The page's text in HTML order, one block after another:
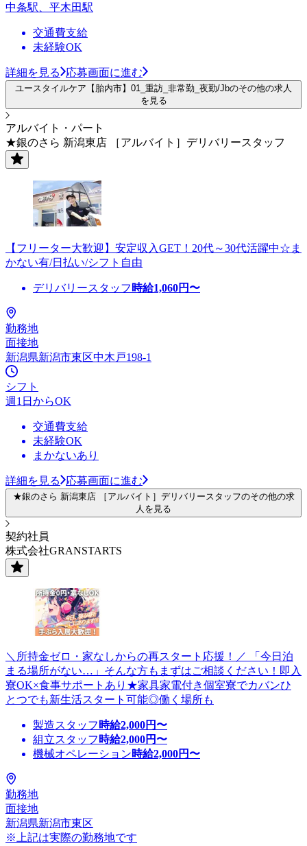
中条駅、平木田駅
交通費支給
未経験OK
詳細を見る 応募画面に進む
ユースタイルケア【胎内市】01_重訪_非常勤_夜勤/Jbのその他の求人
を見る
アルバイト・パート
★銀のさら 新潟東店 ［アルバイト］デリバリースタッフ
【フリーター大歓迎】安定収入GET！20代～30代活躍中☆ま
かない有/日払い/シフト自由
デリバリースタッフ 時給1,060円〜
勤務地
面接地
新潟県新潟市東区中木戸198-1
シフト
週1日からOK
交通費支給
未経験OK
まかないあり
詳細を見る 応募画面に進む
★銀のさら 新潟東店 ［アルバイト］デリバリースタッフのその他の求
人を見る
契約社員
株式会社GRANSTARTS
＼所持金ゼロ・家なしからの再スタート応援！／ 「今日泊
まる場所がない…」そんな方もまずはご相談ください！即入
寮OK×食事サポートあり★家具家電付き個室寮でカバンひ
とつでも新生活スタート可能◎働く場所も
製造スタッフ 時給2,000円〜
組立スタッフ 時給2,000円〜
機械オペレーション時給2,000円〜
勤務地
面接地
新潟県新潟市東区
※上記は実際の勤務地です